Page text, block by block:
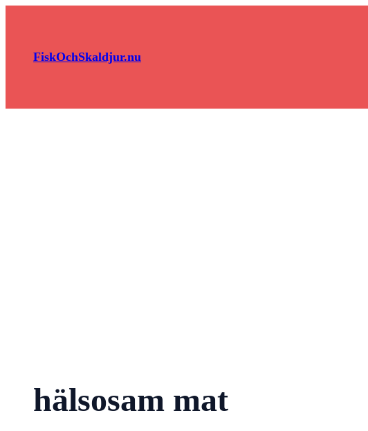
innehållFiskOchSkaldjur.nu
hälsosam mat